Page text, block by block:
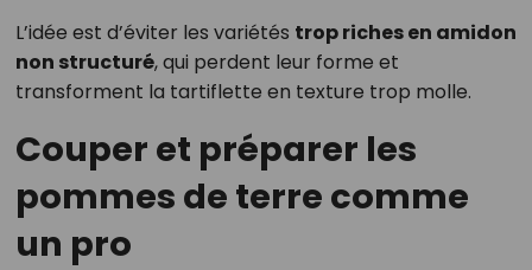
L’idée est d’éviter les variétés trop riches en amidon
non structuré, qui perdent leur forme et
transforment la tartiflette en texture trop molle.
Couper et préparer les
pommes de terre comme
un pro